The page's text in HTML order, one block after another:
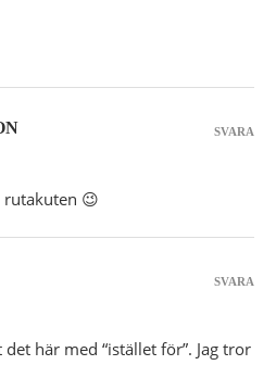
rutakuten 😉
SVARA
här med “istället för”. Jag tror
SVARA